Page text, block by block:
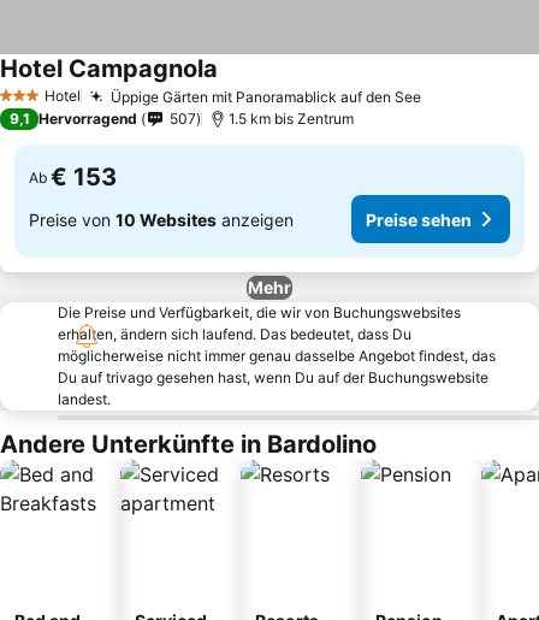
3 SterneHotel Üppige Gärten mit Panoramablick auf den See
Hotel Campagnola
9,1 Hervorragend 507 1.5 km bis Zentrum
Ab € 153
Preise von 10 Websites anzeigen Preise sehen
Mehr
Die Preise und Verfügbarkeit, die wir von Buchungswebsites
erhalten, ändern sich laufend. Das bedeutet, dass Du
möglicherweise nicht immer genau dasselbe Angebot findest, das
Du auf trivago gesehen hast, wenn Du auf der Buchungswebsite
landest.
Andere Unterkünfte in Bardolino